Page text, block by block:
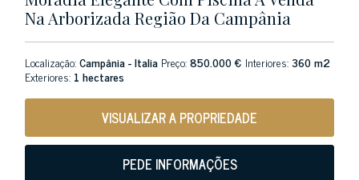
Na Arborizada Região Da Campânia
Localização:Campânia - Italia Preço:850.000 € Interiores:360 m2
Exteriores: 1 hectares
VISUALIZAR A PROPRIEDADE
PEDE INFORMAÇÕES